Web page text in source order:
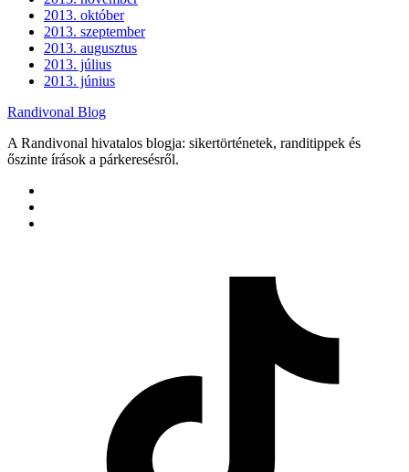
2013. október
2013. szeptember
2013. augusztus
2013. július
2013. június
Randivonal Blog
A Randivonal hivatalos blogja: sikertörténetek, randitippek és
őszinte írások a párkeresésről.